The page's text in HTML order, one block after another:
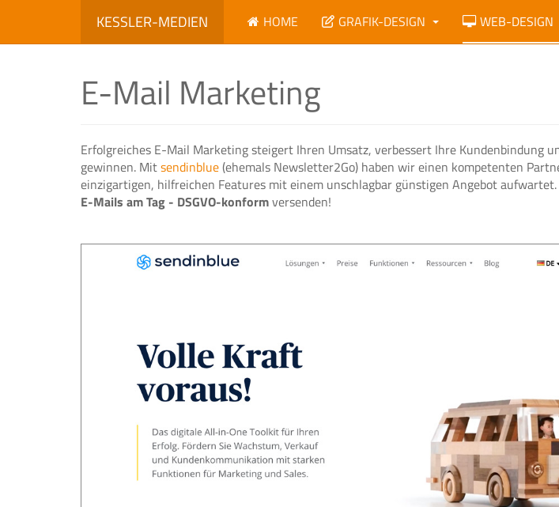
KESSLER-MEDIEN HOME GRAFIK-DESIGN WEB-DESIGN
E-Mail Marketing
Erfolgreiches E-Mail Marketing steigert Ihren Umsatz, verbessert Ihre Kundenbindung
gewinnen. Mitsendinblue(ehemals Newsletter2Go) haben wir einen kompetenten
einzigartigen, hilfreichen Features mit einem unschlagbar günstigen Angebot
E-Mails am Tag - DSGVO-konformversenden!